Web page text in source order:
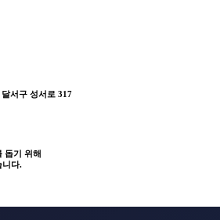
서구 성서로 317
돕기 위해
니다.